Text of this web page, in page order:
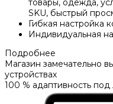
SKU, быстрый
Гибкая настройка
Индивидуальная
Подробнее
Магазин замечательно
устройствах
100 % адаптивность